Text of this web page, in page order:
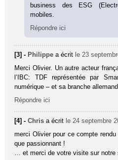
business des ESG
mobiles.
Répondre ici
[3] - Philippe a écrit le 23
Merci Olivier. Un autre acteur
l’IBC: TDF représentée par
numérique – et sa branche
Répondre ici
[4] -Chris a écrit le 24 septembre
merci Olivier pour ce compte
que passionnant !
… et merci de votre visite sur notre